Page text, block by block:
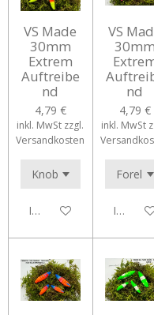
VS Made
30mm
Extrem
Auftreibe
nd
4,79 €
inkl. MwSt zzgl.
Versandkosten
In den Warenkorb
VS
30mm
nd
4,79 €
inkl. MwSt
In den